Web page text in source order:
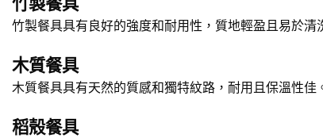
竹製餐具
竹製餐具具有良好的強度和耐用性，質地輕盈且易於
木質餐具
木質餐具具有天然的質感和獨特紋路，耐用且保溫性
稻殼餐具